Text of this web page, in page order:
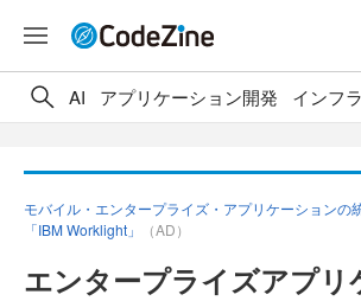
AI アプリケーション開発 インフラ
モバイル・エンタープライズ・アプリケーションの
「IBM Worklight」
（AD）
エンタープライズアプリ